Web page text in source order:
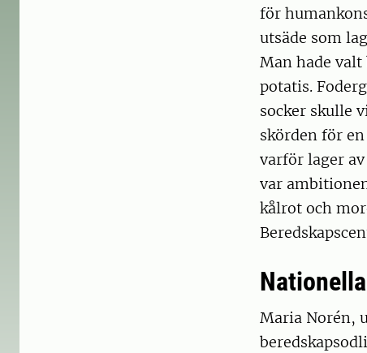
för
utsäde som
Man hade
potatis.
socker skulle
skörden för
varför lager
var
kålrot och
Maria Norén,